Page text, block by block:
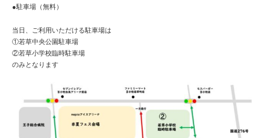
●駐車場（無料）
当日、ご利用いただける駐車場は
①若草中央公園駐車場
②若草小学校臨時駐車場
のみとなります